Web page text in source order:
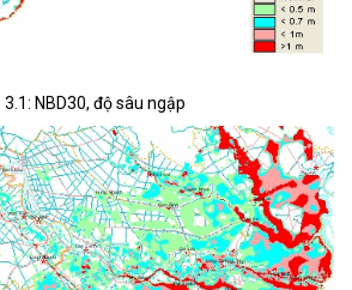
3.1: NBD30, độ sâu ngập